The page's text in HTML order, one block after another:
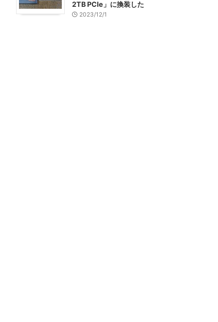
2TB PCIe」に換装した
2023/12/1